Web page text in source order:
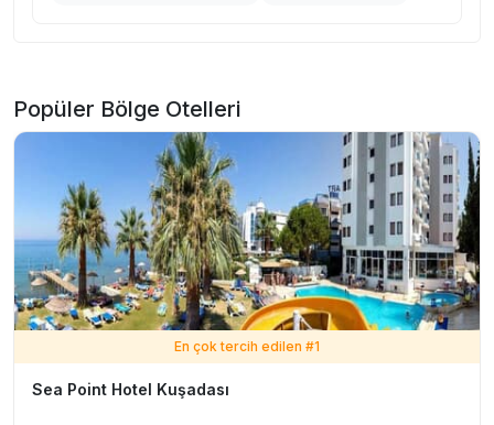
Popüler Bölge Otelleri
En çok tercih edilen #1
Sea Point Hotel Kuşadası